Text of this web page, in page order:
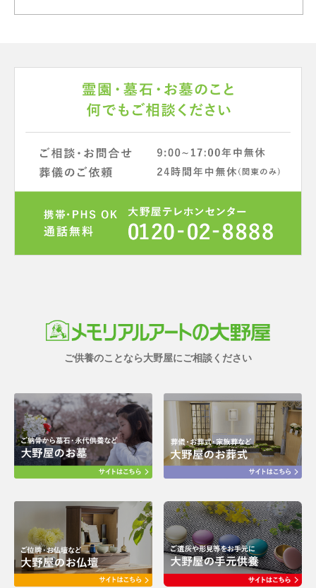
ご供養のことなら大野屋にご相談ください